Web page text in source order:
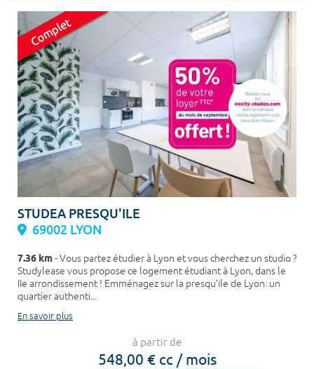
STUDEA PRESQU'ILE
69002 LYON
7.36 km- Vous partez étudier à Lyon et vous cherchez un studio ?
Studylease vous propose ce logement étudiant à Lyon, dans le
IIe arrondissement ! Emménagez sur la presqu’ile de Lyon: un
quartier authenti...
En savoir plus
à partir de
548,00 € cc / mois